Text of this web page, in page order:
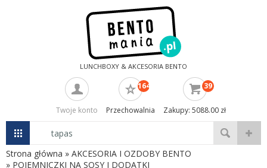
LUNCHBOXY & AKCESORIA BENTO
Twoje konto
164
Przechowalnia
39
Zakupy: 5088.00 zł
Strona główna » AKCESORIA I OZDOBY BENTO
» POJEMNICZKI NA SOSY I DODATKI